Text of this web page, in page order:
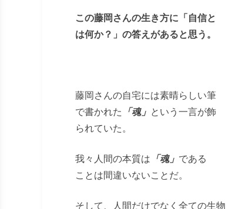
この藤岡さんの生き方に「自信と
は何か？」の答えがあると思う。
藤岡さんの自宅には素晴らしい筆
で書かれた 「魂」 という一言が飾
られていた。
我々人間の本質は 「魂」 である
ことは間違いないことだ。
そして、人間だけでなく全ての生物